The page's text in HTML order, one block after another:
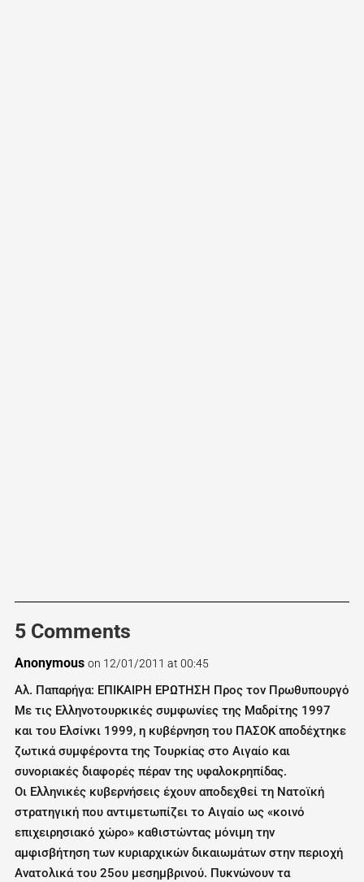
5 Comments
Anonymous on 12/01/2011 at 00:45
Αλ. Παπαρήγα: ΕΠΙΚΑΙΡΗ ΕΡΩΤΗΣΗ Προς τον Πρωθυπουργό
Με τις Ελληνοτουρκικές συμφωνίες της Μαδρίτης 1997
και του Ελσίνκι 1999, η κυβέρνηση του ΠΑΣΟΚ αποδέχτηκε
ζωτικά συμφέροντα της Τουρκίας στο Αιγαίο και
συνοριακές διαφορές πέραν της υφαλοκρηπίδας.
Οι Ελληνικές κυβερνήσεις έχουν αποδεχθεί τη Νατοϊκή
στρατηγική που αντιμετωπίζει το Αιγαίο ως «κοινό
επιχειρησιακό χώρο» καθιστώντας μόνιμη την
αμφισβήτηση των κυριαρχικών δικαιωμάτων στην περιοχή
Ανατολικά του 25ου μεσημβρινού. Πυκνώνουν τα